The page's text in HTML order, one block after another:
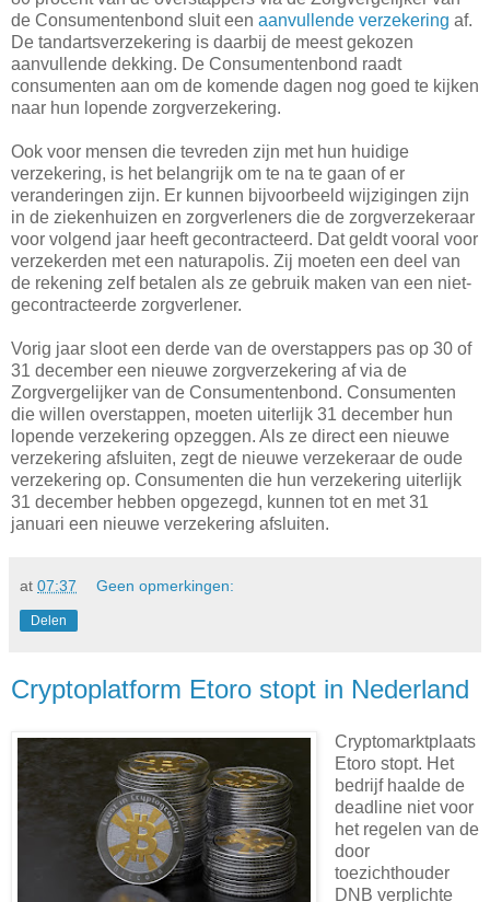
de Consumentenbond sluit een aanvullende verzekering af.
De tandartsverzekering is daarbij de meest gekozen
aanvullende dekking. De Consumentenbond raadt
consumenten aan om de komende dagen nog goed te kijken
naar hun lopende zorgverzekering.
Ook voor mensen die tevreden zijn met hun huidige
verzekering, is het belangrijk om te na te gaan of er
veranderingen zijn. Er kunnen bijvoorbeeld wijzigingen zijn
in de ziekenhuizen en zorgverleners die de zorgverzekeraar
voor volgend jaar heeft gecontracteerd. Dat geldt vooral voor
verzekerden met een naturapolis. Zij moeten een deel van
de rekening zelf betalen als ze gebruik maken van een niet-
gecontracteerde zorgverlener.
Vorig jaar sloot een derde van de overstappers pas op 30 of
31 december een nieuwe zorgverzekering af via de
Zorgvergelijker van de Consumentenbond. Consumenten
die willen overstappen, moeten uiterlijk 31 december hun
lopende verzekering opzeggen. Als ze direct een nieuwe
verzekering afsluiten, zegt de nieuwe verzekeraar de oude
verzekering op. Consumenten die hun verzekering uiterlijk
31 december hebben opgezegd, kunnen tot en met 31
januari een nieuwe verzekering afsluiten.
at 07:37 Geen opmerkingen:
Delen
Cryptoplatform Etoro stopt in Nederland
Cryptomarktplaats
Etoro stopt. Het
bedrijf haalde de
deadline niet voor
het regelen van de
door
toezichthouder
DNB verplichte